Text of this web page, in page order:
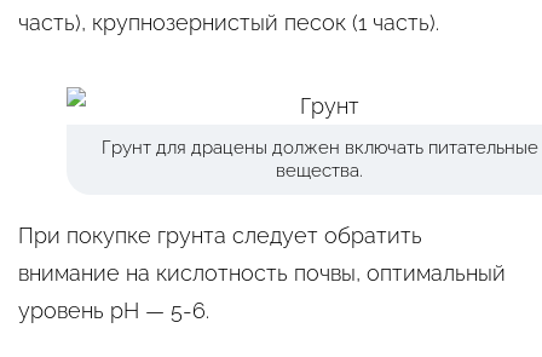
часть), крупнозернистый песок (1 часть).
Грунт для драцены должен включать питательные
вещества.
При покупке грунта следует обратить
внимание на кислотность почвы, оптимальный
уровень pH — 5-6.